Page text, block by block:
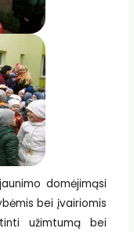
domėjimąsi
bei įvairiomis
užimtumą bei